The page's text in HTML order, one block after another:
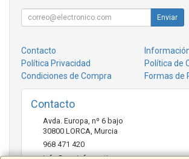
Enviar
Contacto
Política Privacidad
Política de
Condiciones de Compra
Formas de
Contacto
Avda. Europa, nº 6 bajo
30800 LORCA Murcia
968 471 420